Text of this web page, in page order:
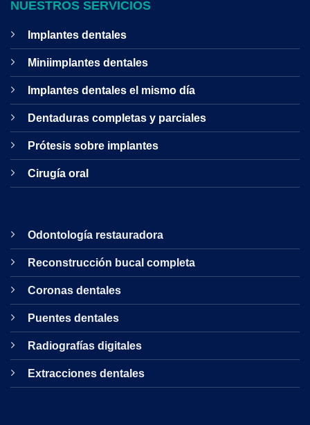
NUESTROS SERVICIOS
Implantes dentales
Miniimplantes dentales
Implantes dentales el mismo día
Dentaduras completas y parciales
Prótesis sobre implantes
Cirugía oral
Odontología restauradora
Reconstrucción bucal completa
Coronas dentales
Puentes dentales
Radiografías digitales
Extracciones dentales